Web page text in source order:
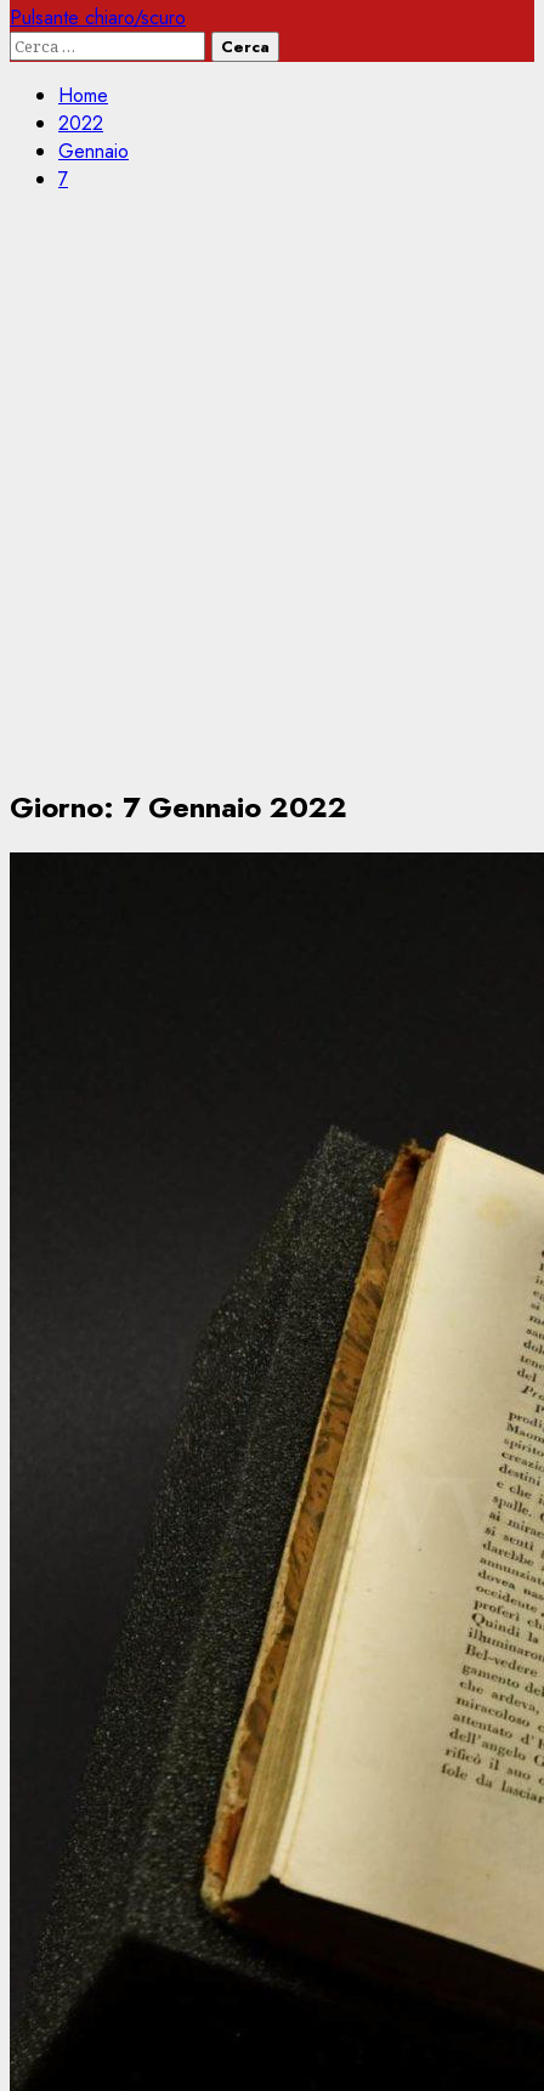
Pulsante chiaro/scuro
Ricerca
Home
2022
Gennaio
7
Giorno: 7 Gennaio 2022